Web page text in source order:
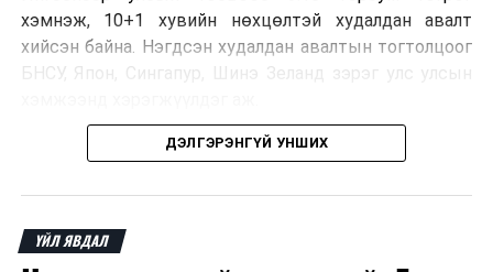
хэмнэж, 10+1 хувийн нөхцөлтэй худалдан авалт
хийсэн байна. Нэгдсэн худалдан авалтын тогтолцоог
БНСУ, Япон, Сингапур, Шинэ Зеланд зэрэг улс улсын
Нэг эх үүсвэрээс худалдан авах тогтолцоо нь бөөний
бууруулах, ДЭМБ-ын хатуу зохицуулалттай
үйлдвэрээс эмийг боломжийн үнээр авах, зах зээлд
ховорддог эмийн хангамжийг тасалдуулахгүй байх
ДЭЛГЭРЭНГҮЙ УНШИХ
ҮЙЛ ЯВДАЛ